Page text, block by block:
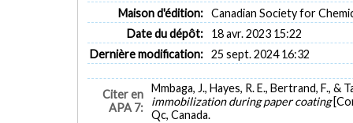
Maison d'édition: Canadian Society for
Date du dépôt:
18 avr. 2023 15:22
Dernière modification: 25 sept. 2024 16:32
Citer en
APA 7:
Mmbaga, J., Hayes, R. E., Bertrand, F., &
immobilization during paper coating
Qc, Canada.